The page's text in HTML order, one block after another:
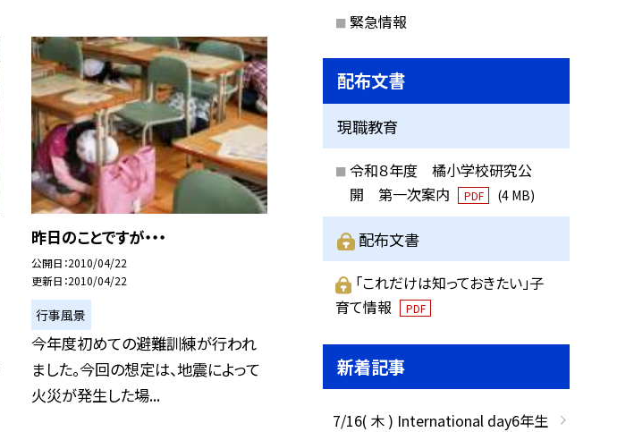
昨日のことですが・・・
公開日 2010/04/22
更新日 2010/04/22
行事風景
今年度初めての避難訓練が行われ
ました。今回の想定は、地震によって
火災が発生した場...
緊急情報
配布文書
現職教育
令和８年度 橘小学校研究公
開 第一次案内
PDF (4 MB)
配布文書
「これだけは知っておきたい」子
育て情報
PDF
新着記事
7/16( 木 ) International day6年生